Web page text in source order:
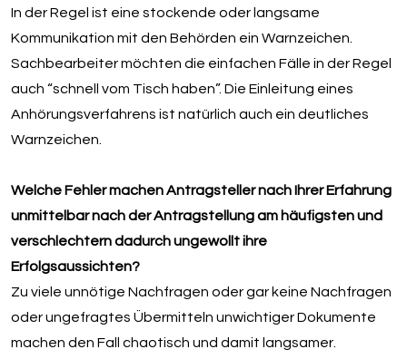
In der Regel ist eine stockende oder langsame
Kommunikation mit den Behörden ein Warnzeichen.
Sachbearbeiter möchten die einfachen Fälle in der Regel
auch “schnell vom Tisch haben”. Die Einleitung eines
Anhörungsverfahrens ist natürlich auch ein deutliches
Warnzeichen.
Welche Fehler machen Antragsteller nach Ihrer Erfahrung
unmittelbar nach der Antragstellung am häufigsten und
verschlechtern dadurch ungewollt ihre
Erfolgsaussichten?
Zu viele unnötige Nachfragen oder gar keine Nachfragen
oder ungefragtes Übermitteln unwichtiger Dokumente
machen den Fall chaotisch und damit langsamer.